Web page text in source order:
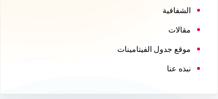
الشفافية
مقالات
موقع جدول الفيتامينات
نبذه عنا